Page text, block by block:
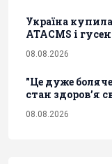
Україна
ATACMS і
08.08.2026
"Це дуже
стан здоров’я
08.08.2026